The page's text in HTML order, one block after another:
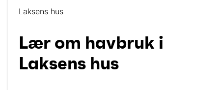
Laksens hus
Lær om havbruk i
Laksens hus